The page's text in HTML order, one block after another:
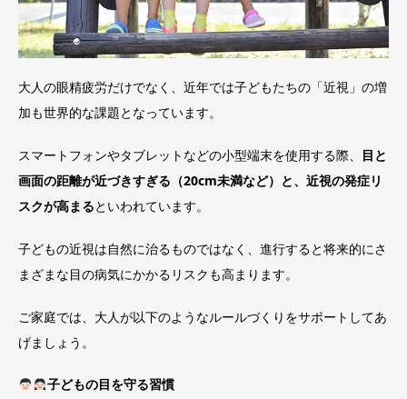
大人の眼精疲労だけでなく、近年では子どもたちの「近視」の増
加も世界的な課題となっています。
スマートフォンやタブレットなどの小型端末を使用する際、
目と
画面の距離が近づきすぎる（20cm未満など）と、近視の発症リ
スクが高まるといわれています。
子どもの近視は自然に治るものではなく、進行すると将来的にさ
まざまな目の病気にかかるリスクも高まります。
ご家庭では、大人が以下のようなルールづくりをサポートしてあ
げましょう。
子どもの目を守る習慣